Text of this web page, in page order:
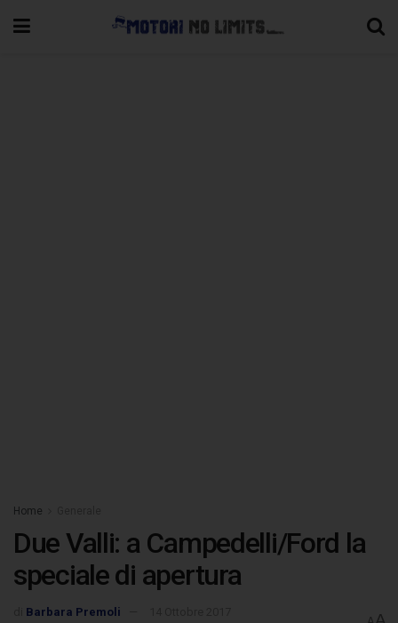
Home
Due Valli: a Campedelli/Ford la
speciale di apertura
Barbara Premoli